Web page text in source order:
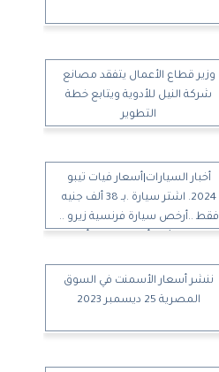
وزير قطاع الأعمال يتفقد مصانع
شركة النيل للأدوية ويتابع خطة
التطوير
أخبار السيارات|أسعار فيات تيبو
2024. اشتر سيارة .بـ 38 ألف جنيه
فقط ..أرخص سيارة فرنسية زيرو ..
ننشر أسعار الأسمنت في السوق
المصرية 25 ديسمبر 2023